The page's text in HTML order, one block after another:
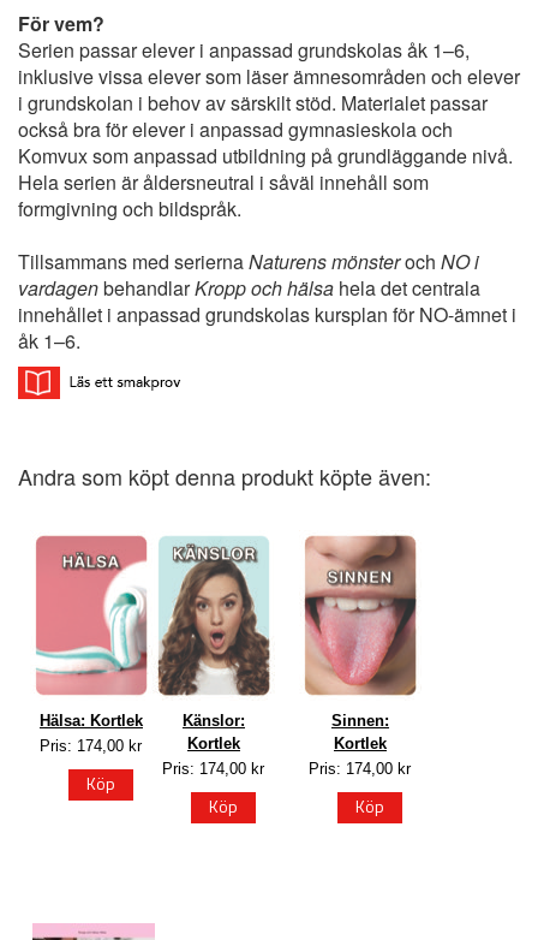
För vem?
Serien passar elever i anpassad grundskolas åk 1–6,
inklusive vissa elever som läser ämnesområden och elever
i grundskolan i behov av särskilt stöd. Materialet passar
också bra för elever i anpassad gymnasieskola och
Komvux som anpassad utbildning på grundläggande nivå.
Hela serien är åldersneutral i såväl innehåll som
formgivning och bildspråk.
Tillsammans med seriernaNaturens mönsteroch NO i
vardagenbehandlarKropp och hälsa hela det centrala
innehållet i anpassad grundskolas kursplan för NO-ämnet i
åk 1–6.
Andra som köpt denna produkt köpte även:
Hälsa: Kortlek
Pris: 174,00 kr
Köp
Känslor:
Kortlek
Pris: 174,00 kr
Köp
Sinnen:
Kortlek
Pris: 174,00 kr
Köp